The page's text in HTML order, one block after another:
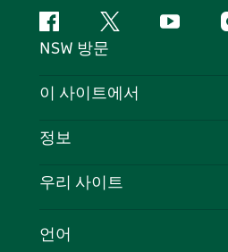
페
이
북
지
다
유
NSW 방문
문의하기
쿠키 고지
이 사이트에서
목적지
이벤트
정보
여행 정보
뉴사우스웨일즈주 의 사업
우리 사이트
언어